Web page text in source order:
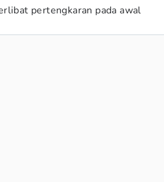
pertengkaran pada awal